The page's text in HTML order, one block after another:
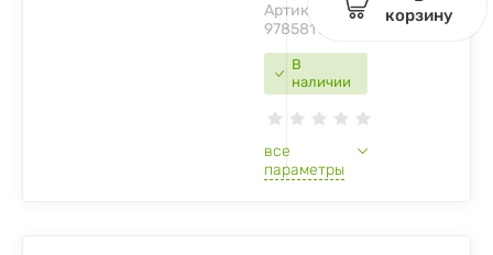
В
наличии
Артикул:
9785811270521
все
параметры
корзину